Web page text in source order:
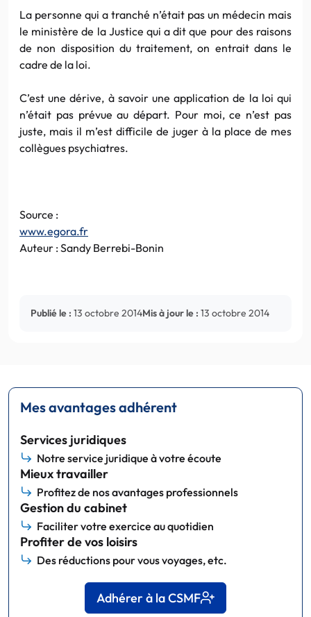
La personne qui a tranché n’était pas un médecin mais
le ministère de la Justice qui a dit que pour des raisons
de non disposition du traitement, on entrait dans le
cadre de la loi.
C’est une dérive, à savoir une application de la loi qui
n’était pas prévue au départ. Pour moi, ce n’est pas
juste, mais il m’est difficile de juger à la place de mes
collègues psychiatres.
Source :
www.egora.fr
Auteur : Sandy Berrebi-Bonin
Publié le : 13 octobre 2014Mis à jour le : 13 octobre 2014
Mes avantages adhérent
Services juridiques
Notre service juridique à votre écoute
Mieux travailler
Profitez de nos avantages professionnels
Gestion du cabinet
Faciliter votre exercice au quotidien
Profiter de vos loisirs
Des réductions pour vous voyages, etc.
Adhérer à la CSMF